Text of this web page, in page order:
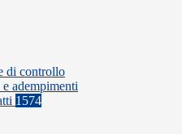
di controllo
adempimenti
1574